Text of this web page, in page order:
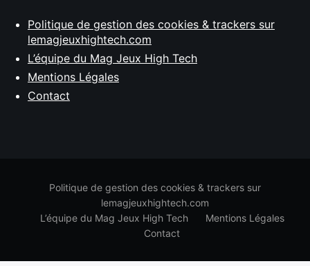
Politique de gestion des cookies & trackers sur
lemagjeuxhightech.com
L’équipe du Mag Jeux High Tech
Mentions Légales
Contact
Politique de gestion des cookies & trackers sur
lemagjeuxhightech.com
L’équipe du Mag Jeux High Tech
Mentions Légales
Contact